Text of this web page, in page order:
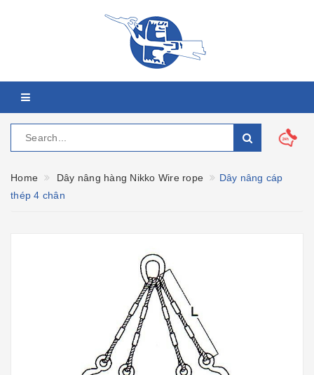
Home Dây nâng hàng Nikko Wire rope
Dây nâng cáp
thép 4 chân